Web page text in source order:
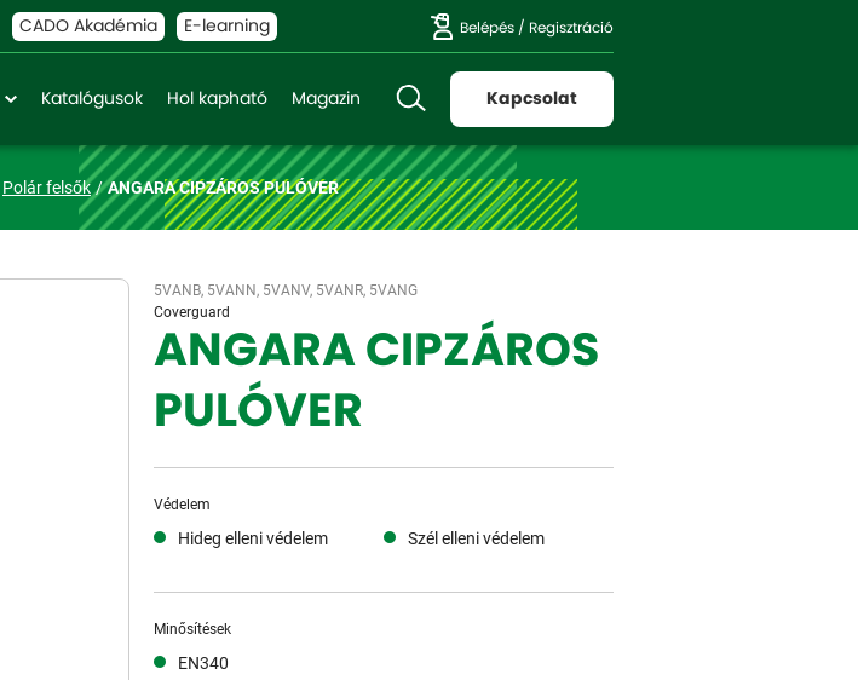
CADO Akadémia E-learning Belépés / Regisztráció
Katalógusok Hol kapható Magazin Kapcsolat
Polár felsők ANGARA CIPZÁROS PULÓVER
5VANB, 5VANN, 5VANV, 5VANR, 5VANG
Coverguard
ANGARA CIPZÁROS
PULÓVER
Védelem
Hideg elleni védelem Szél elleni védelem
Minősítések
EN340